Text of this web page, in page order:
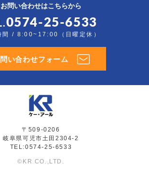
お問い合わせはこちらから
0574-25-6533
間 / 8:00~17:00（日曜定休）
い合わせフォーム
〒509-0206
岐阜県可児市土田2304-2
TEL:0574-25-6533
©KR CO.,LTD.